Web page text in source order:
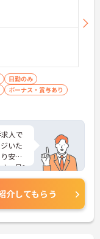
日勤のみ
ボーナス・賞与あり
人で
いた
安心
。月1
ワーク
。ご
らに
ださ
介してもらう